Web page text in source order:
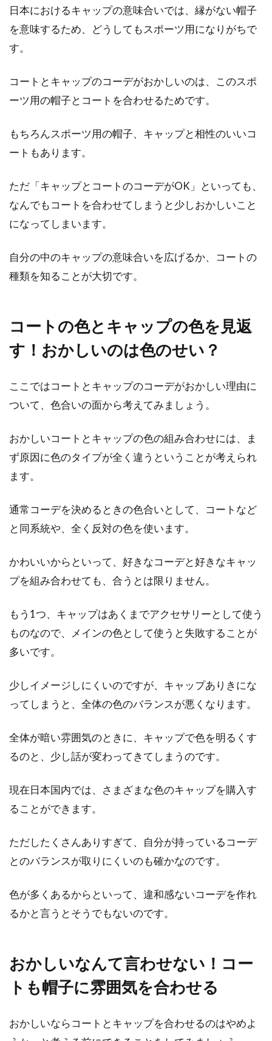
取り入れやすいファッションアイテムのひとつ
意外と悩んでしまうデニムに合わせ
と多いの...
レディースコーデ！
ムです。...
ら何センチがお洒落？
合わなくなった」と感じる人も多いのではない
でしょうか。...
スカートとブーツをかっこよく着こ
なすにはバランスが大切！
秋冬コーデの定番ともいえる「スカート」と
「ブーツ」。スカートとブーツを合わせてかっ
日本におけるキャップの意味合いでは、縁がない帽子
を意味するため、どうしてもスポーツ用になりがちで
す。
コートとキャップのコーデがおかしいのは、このスポ
ーツ用の帽子とコートを合わせるためです。
もちろんスポーツ用の帽子、キャップと相性のいいコ
ートもあります。
ただ「キャップとコートのコーデがOK」といっても、
なんでもコートを合わせてしまうと少しおかしいこと
になってしまいます。
自分の中のキャップの意味合いを広げるか、コートの
種類を知ることが大切です。
コートの色とキャップの色を見返
す！おかしいのは色のせい？
ここではコートとキャップのコーデがおかしい理由に
ついて、色合いの面から考えてみましょう。
おかしいコートとキャップの色の組み合わせには、ま
ず原因に色のタイプが全く違うということが考えられ
ます。
通常コーデを決めるときの色合いとして、コートなど
と同系統や、全く反対の色を使います。
かわいいからといって、好きなコーデと好きなキャッ
プを組み合わせても、合うとは限りません。
もう1つ、キャップはあくまでアクセサリーとして使う
ものなので、メインの色として使うと失敗することが
多いです。
少しイメージしにくいのですが、キャップありきにな
ってしまうと、全体の色のバランスが悪くなります。
全体が暗い雰囲気のときに、キャップで色を明るくす
るのと、少し話が変わってきてしまうのです。
現在日本国内では、さまざまな色のキャップを購入す
ることができます。
ただしたくさんありすぎて、自分が持っているコーデ
とのバランスが取りにくいのも確かなのです。
色が多くあるからといって、違和感ないコーデを作れ
るかと言うとそうでもないのです。
おかしいなんて言わせない！コー
トも帽子に雰囲気を合わせる
おかしいならコートとキャップを合わせるのはやめよ